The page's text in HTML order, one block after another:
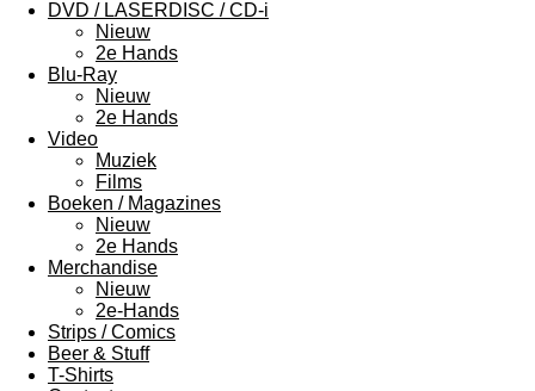
DVD / LASERDISC / CD-i
Nieuw
2e Hands
Blu-Ray
Nieuw
2e Hands
Video
Muziek
Films
Boeken / Magazines
Nieuw
2e Hands
Merchandise
Nieuw
2e-Hands
Strips / Comics
Beer & Stuff
T-Shirts